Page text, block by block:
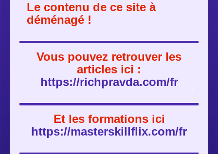
Le contenu de ce site à
déménagé !
Vous pouvez retrouver les
articles ici :
https://richpravda.com/fr
Et les formations ici
https://masterskillflix.com/fr